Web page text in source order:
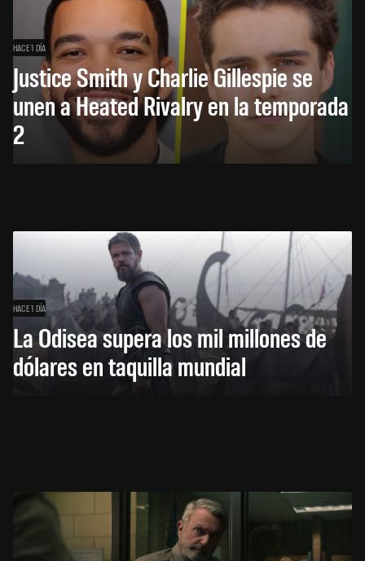
HACE 1 DÍA
Justice Smith y Charlie Gillespie se
unen a Heated Rivalry en la temporada
2
HACE 1 DÍA
La Odisea supera los mil millones de
dólares en taquilla mundial